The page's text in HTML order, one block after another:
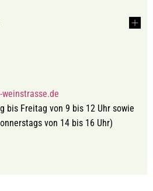
bis Freitag von 9 bis 12 Uhr sowie
von 14 bis 16 Uhr)